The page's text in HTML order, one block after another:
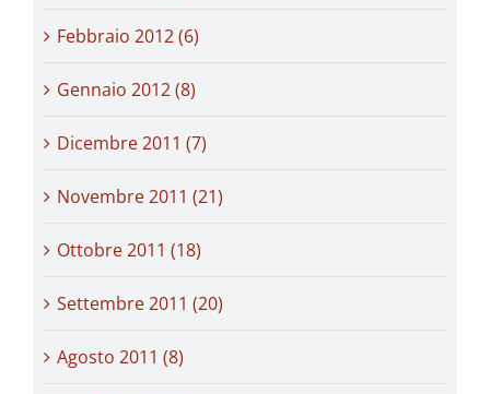
Febbraio 2012 (6)
Gennaio 2012 (8)
Dicembre 2011 (7)
Novembre 2011 (21)
Ottobre 2011 (18)
Settembre 2011 (20)
Agosto 2011 (8)